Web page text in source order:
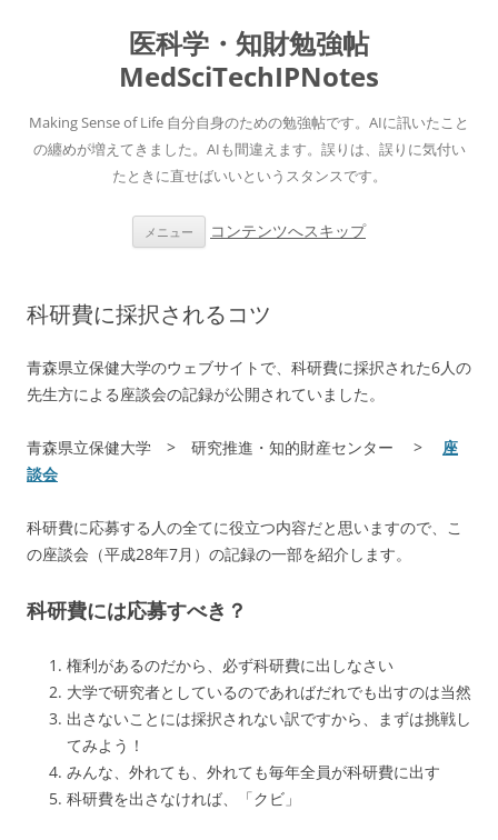
医科学・知財勉強帖
MedSciTechIPNotes
Making Sense of Life 自分自身のための勉強帖です。AIに訊いたこと
の纏めが増えてきました。AIも間違えます。誤りは、誤りに気付い
たときに直せばいいというスタンスです。
メニュー コンテンツへスキップ
科研費に採択されるコツ
青森県立保健大学のウェブサイトで、科研費に採択された6人の
先生方による座談会の記録が公開されていました。
青森県立保健大学 > 研究推進・知的財産センター >
座
談会
科研費に応募する人の全てに役立つ内容だと思いますので、こ
の座談会（平成28年7月）の記録の一部を紹介します。
科研費には応募すべき？
権利があるのだから、必ず科研費に出しなさい
大学で研究者としているのであればだれでも出すのは当然
出さないことには採択されない訳ですから、まずは挑戦し
てみよう！
みんな、外れても、外れても毎年全員が科研費に出す
科研費を出さなければ、「クビ」